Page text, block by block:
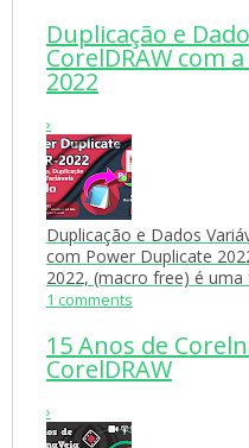
Duplicação e
CorelDRAW com
2022
›
Duplicação e Dados
com Power Duplicate
2022, (macro free) é uma
1 comments
15 Anos de
CorelDRAW
›